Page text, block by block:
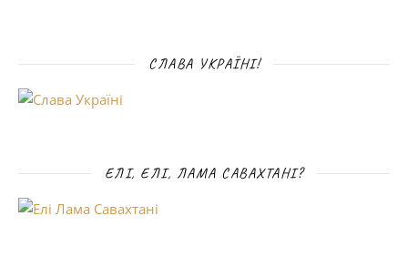
СЛАВА УКРАЇНІ!
ЕЛІ, ЕЛІ, ЛАМА САВАХТАНІ?